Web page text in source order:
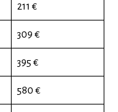
211 €
309 €
395 €
580 €